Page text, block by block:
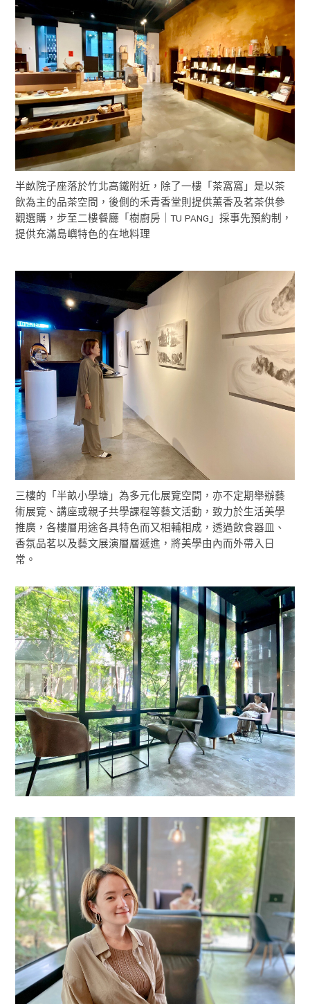
半畝院子座落於竹北高鐵附近，除了一樓「茶窩窩」是以茶
飲為主的品茶空間，後側的禾青香堂則提供薰香及茗茶供參
觀選購，步至二樓餐廳「樹廚房｜TU PANG」採事先預約制，
提供充滿島嶼特色的在地料理
三樓的「半畝小學塘」為多元化展覽空間，亦不定期舉辦藝
術展覽、講座或親子共學課程等藝文活動，致力於生活美學
推廣，各樓層用途各具特色而又相輔相成，透過飲食器皿、
香氛品茗以及藝文展演層層遞進，將美學由內而外帶入日
常。